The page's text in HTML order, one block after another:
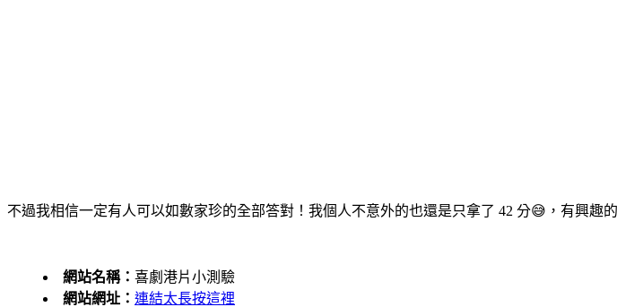
不過我相信一定有人可以如數家珍的全部答對！我個人不意外的也還是只拿了 42 分😅，有興趣
網站名稱： 喜劇港片小測驗
網站網址： 連結太長按這裡